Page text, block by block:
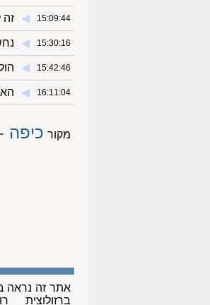
15:09:44
◀︎ זה
15:30:16
◀︎
15:42:46
◀︎
16:11:04
◀︎
מקור כיפה
אתר זה נראה